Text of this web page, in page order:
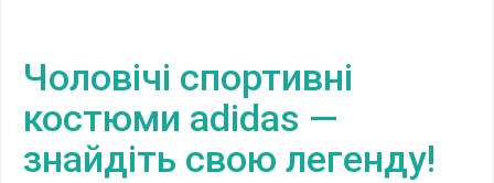
Чоловічі спортивні
костюми adidas —
знайдіть свою легенду!